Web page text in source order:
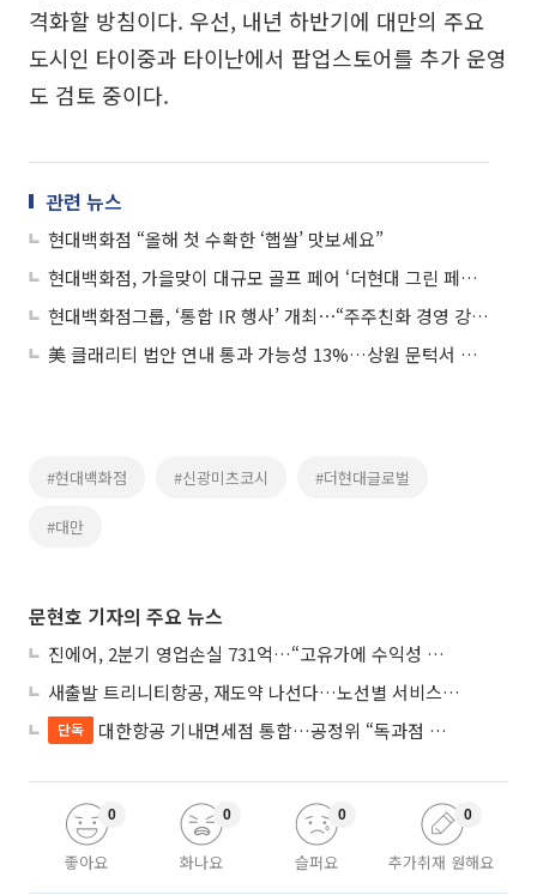
격화할 방침이다. 우선, 내년 하반기에 대만의 주요
도시인 타이중과 타이난에서 팝업스토어를 추가 운영
도 검토 중이다.
관련 뉴스
현대백화점 “올해 첫 수확한 ‘햅쌀’ 맛보세요”
현대백화점, 가을맞이 대규모 골프 페어 ‘더현대 그린 페스타’ 진행
현대백화점그룹, ‘통합 IR 행사’ 개최⋯“주주친화 경영 강화”
美 클래리티 법안 연내 통과 가능성 13%…상원 문턱서 제동
#현대백화점 #신광미츠코시 #더현대글로벌
#대만
문현호 기자의 주요 뉴스
진에어, 2분기 영업손실 731억…“고유가에 수익성 악화”
새출발 트리니티항공, 재도약 나선다…노선별 서비스 차별화
단독 대한항공 기내면세점 통합…공정위 “독과점 여부 따진다”
좋아요
0
화나요
0
슬퍼요
0
추가취재 원해요
0